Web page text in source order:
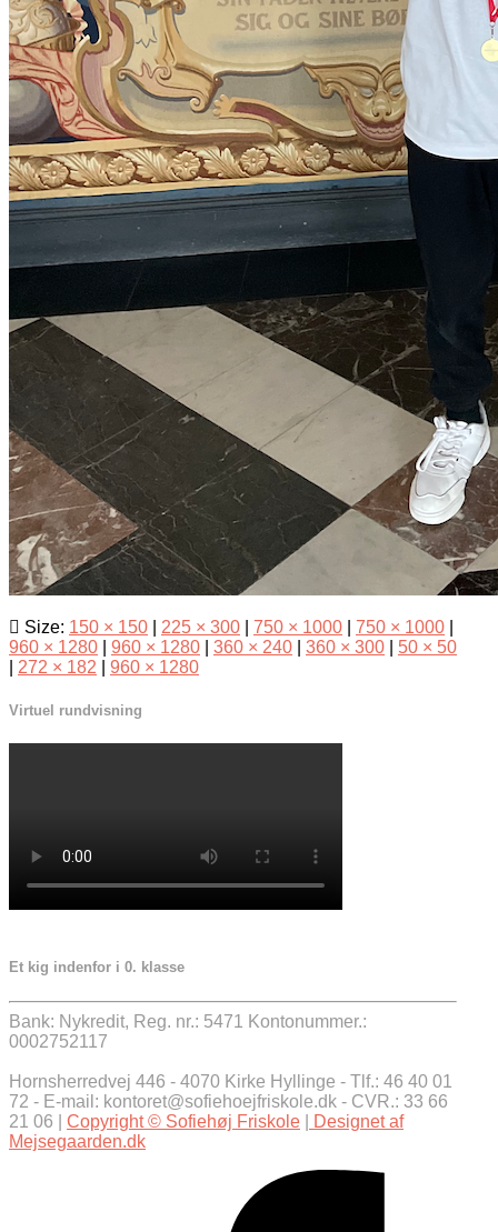
Size: 150 × 150 225 × 300 750 × 1000 750 × 1000
960 × 1280
960 × 1280 360 × 240 360 × 300
50 × 50
272 × 182 960 × 1280
Virtuel rundvisning
Et kig indenfor i 0. klasse
Bank: Nykredit, Reg. nr.: 5471 Kontonummer.:
0002752117
Hornsherredvej 446 - 4070 Kirke Hyllinge - Tlf.: 46 40 01
72 - E-mail: kontoret@sofiehoejfriskole.dk - CVR.: 33 66
21 06 | Copyright © Sofiehøj Friskole
Designet af
Mejsegaarden.dk